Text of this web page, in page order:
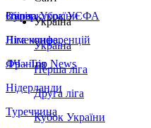
Збірна України
Італія
Німеччина
Франція
Нідерланди
Туреччина
Суперкубок УЄФА
Ліга конференцій
ЛЧ - Top News
Україна
Україна
Перша ліга
Друга ліга
Кубок України